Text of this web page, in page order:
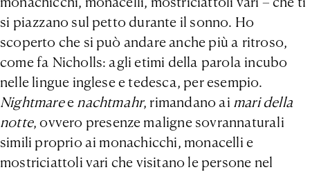
si piazzano sul petto durante il sonno. Ho
scoperto che si può andare anche più a ritroso,
come fa Nicholls: agli etimi della parola incubo
nelle lingue inglese e tedesca, per esempio.
Nightmaree nachtmahr, rimandano ai mari della
notte, ovvero presenze maligne sovrannaturali
simili proprio ai monachicchi, monacelli e
mostriciattoli vari che visitano le persone nel